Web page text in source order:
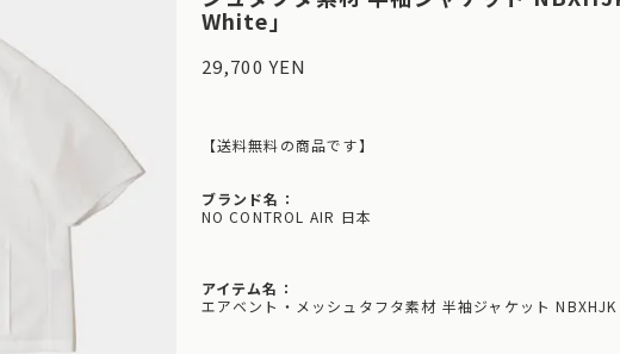
White」
29,700 YEN
【送料無料の商品です】
ブランド名：
NO CONTROL AIR 日本
アイテム名：
エアベント・メッシュタフタ素材 半袖ジャケット NBXHJK